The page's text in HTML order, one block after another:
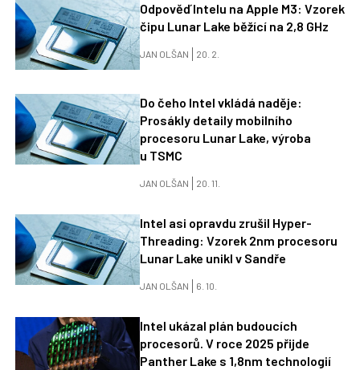
Odpověď Intelu na Apple M3: Vzorek
čipu Lunar Lake běžící na 2,8 GHz
JAN OLŠAN 20. 2.
Do čeho Intel vkládá naděje:
Prosákly detaily mobilního
procesoru Lunar Lake, výroba
u TSMC
JAN OLŠAN 20. 11.
Intel asi opravdu zrušil Hyper-
Threading: Vzorek 2nm procesoru
Lunar Lake unikl v Sandře
JAN OLŠAN 6. 10.
Intel ukázal plán budoucích
procesorů. V roce 2025 přijde
Panther Lake s 1,8nm technologií